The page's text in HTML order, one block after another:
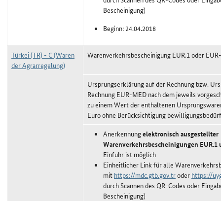
Bescheinigung)
Beginn: 24.04.2018
Türkei (TR) - C (Waren
der Agrarregelung)
Warenverkehrsbescheinigung EUR.1 oder
Ursprungserklärung auf der Rechnung bzw.
Rechnung EUR-MED nach dem jeweils
zu einem Wert der enthaltenen
Euro ohne Berücksichtigung
Anerkennungelektronisch ausgestellter
Warenverkehrsbescheinigungen EUR.1
Einfuhr ist möglich
Einheitlicher Link für alle
mit https://mdc.gtb.gov.troder https://
durch Scannen des QR-Codes oder
Bescheinigung)